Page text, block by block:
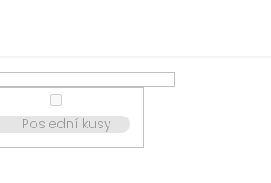
Poslední kusy